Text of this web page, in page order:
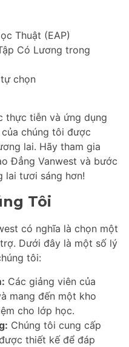
Thuật (EAP)
Có Lương trong
chọn
thực tiễn và ứng dụng
chúng tôi được
lai. Hãy tham gia
Đẳng Vanwest và bước
lai tươi sáng hơn!
Tôi
có nghĩa là chọn một
Dưới đây là một số lý
tôi:
Các giảng viên của
mang đến một kho
cho lớp học.
Chúng tôi cung cấp
thiết kế để đáp